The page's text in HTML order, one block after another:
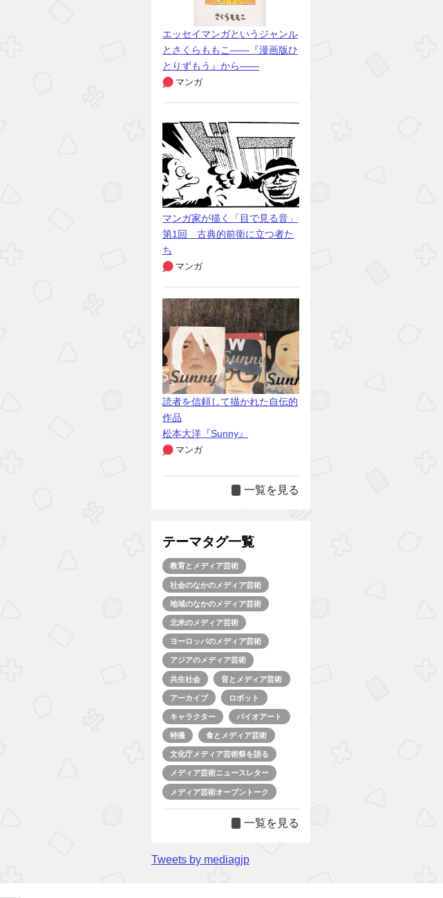
エッセイマンガというジャンル
とさくらももこ――『漫画版ひ
とりずもう』から――
マンガ
マンガ家が描く「目で見る音」
第1回 古典的前衛に立つ者た
ち
マンガ
読者を信頼して描かれた自伝的
作品
松本大洋『Sunny』
マンガ
一覧を見る
テーマタグ一覧
教育とメディア芸術
社会のなかのメディア芸術
地域のなかのメディア芸術
北米のメディア芸術
ヨーロッパのメディア芸術
アジアのメディア芸術
共生社会 音とメディア芸術
アーカイブ ロボット
キャラクター バイオアート
特撮 食とメディア芸術
文化庁メディア芸術祭を語る
メディア芸術ニュースレター
メディア芸術オープントーク
一覧を見る
Tweets by mediagjp